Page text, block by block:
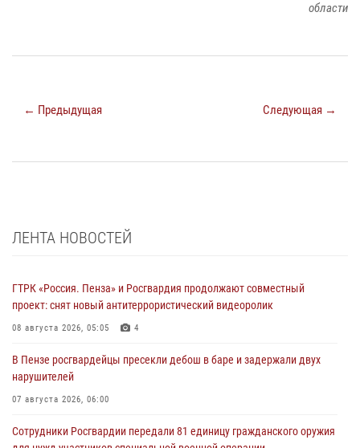
области
← Предыдущая Следующая →
ЛЕНТА НОВОСТЕЙ
ГТРК «Россия. Пенза» и Росгвардия продолжают совместный
проект: снят новый антитеррористический видеоролик
08 августа 2026, 05:05 4
В Пензе росгвардейцы пресекли дебош в баре и задержали двух
нарушителей
07 августа 2026, 06:00
Сотрудники Росгвардии передали 81 единицу гражданского оружия